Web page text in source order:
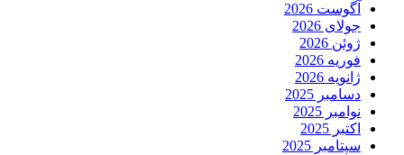
آگوست 2026
جولای 2026
ژوئن 2026
فوریه 2026
ژانویه 2026
دسامبر 2025
نوامبر 2025
اکتبر 2025
سپتامبر 2025